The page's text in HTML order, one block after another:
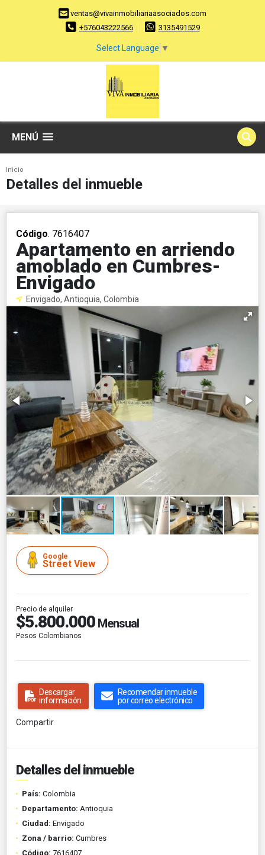
ventas@vivainmobiliariaasociados.com
+576043222566
3135491529
Select Language ▼
MENÚ
Inicio
Detalles del inmueble
Código. 7616407
Apartamento en arriendo
amoblado en Cumbres-
Envigado
Envigado, Antioquia, Colombia
Google
Street View
Precio de alquiler
$5.800.000 Mensual
Pesos Colombianos
Descargar
información
Recomendar inmueble
por correo electrónico
Compartir
Detalles del inmueble
País: Colombia
Departamento: Antioquia
Ciudad: Envigado
Zona / barrio: Cumbres
Código: 7616407